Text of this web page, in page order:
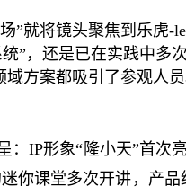
”就将镜头聚焦到乐
”，还是已在实践中多
方案都吸引了参观人员
：IP形象“隆小天”首次
你课堂多次开讲，产